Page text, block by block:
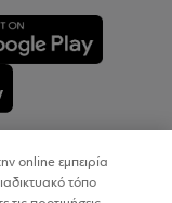
online εμπειρία
τόπο